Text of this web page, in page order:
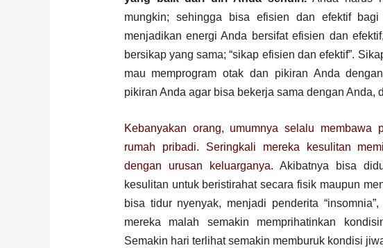
mungkin; sehingga bisa efisien dan efektif
menjadikan energi Anda bersifat efisien dan
bersikap yang sama; “sikap efisien dan efektif”.
mau memprogram otak dan pikiran Anda
pikiran Anda agar bisa bekerja sama dengan Anda,
Kebanyakan orang, umumnya selalu membawa
rumah pribadi. Seringkali mereka kesulitan
dengan urusan keluarganya. Akibatnya bisa
kesulitan untuk beristirahat secara fisik maupun
bisa tidur nyenyak, menjadi penderita
mereka malah semakin memprihatinkan
Semakin hari terlihat semakin memburuk kondisi